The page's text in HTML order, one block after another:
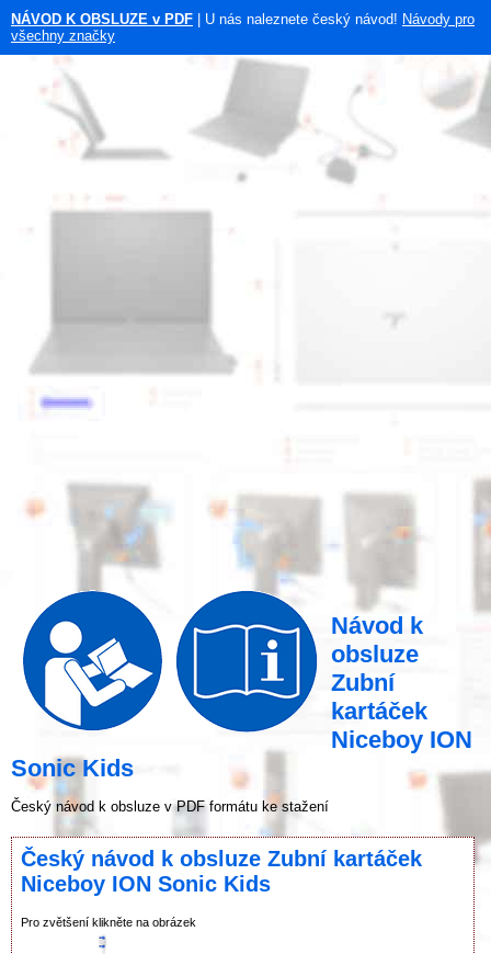
NÁVOD K OBSLUZE v PDF | U nás naleznete český návod! Návody pro
všechny značky
Návod k
obsluze
Zubní
kartáček
Niceboy ION
Sonic Kids
Český návod k obsluze v PDF formátu ke stažení
Český návod k obsluze Zubní kartáček
Niceboy ION Sonic Kids
Pro zvětšení klikněte na obrázek